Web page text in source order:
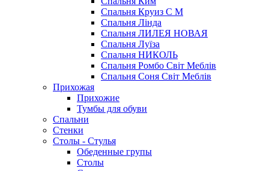
Спальня Круиз С М
Спальня Лінда
Спальня ЛИЛЕЯ НОВАЯ
Спальня Луїза
Спальня НИКОЛЬ
Спальня Ромбо Світ Меблів
Спальня Соня Світ Меблів
Прихожая
Прихожие
Тумбы для обуви
Спальни
Стенки
Столы - Стулья
Обеденные групы
Столы